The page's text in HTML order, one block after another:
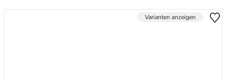
Varianten anzeigen